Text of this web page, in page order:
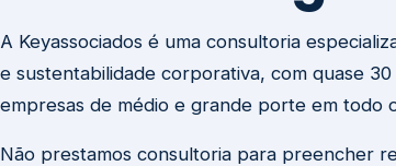
Não prestamos consultoria para preencher
sua governança para que ela seja a maior
negócio.
Entre em contato